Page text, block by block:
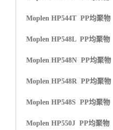
Moplen HP544T PP均聚物
Moplen HP548L PP均聚物
Moplen HP548N PP均聚物
Moplen HP548R PP均聚物
Moplen HP548S PP均聚物
Moplen HP550J PP均聚物